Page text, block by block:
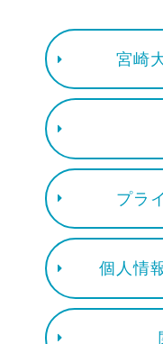
宮崎
プラ
個人情